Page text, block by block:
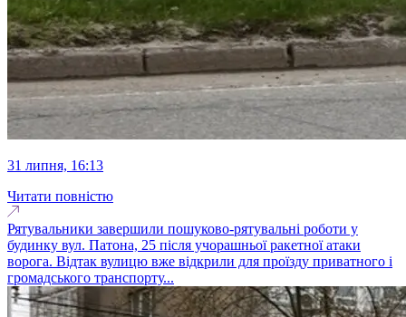
31 липня, 16:13
Читати повністю
Рятувальники завершили пошуково-рятувальні роботи у
будинку вул. Патона, 25 після учорашньої ракетної атаки
ворога. Відтак вулицю вже відкрили для проїзду приватного і
громадського транспорту...